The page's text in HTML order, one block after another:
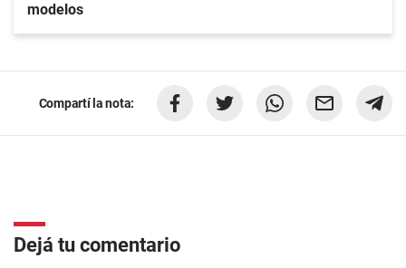
modelos
Compartí la nota:
Dejá tu comentario